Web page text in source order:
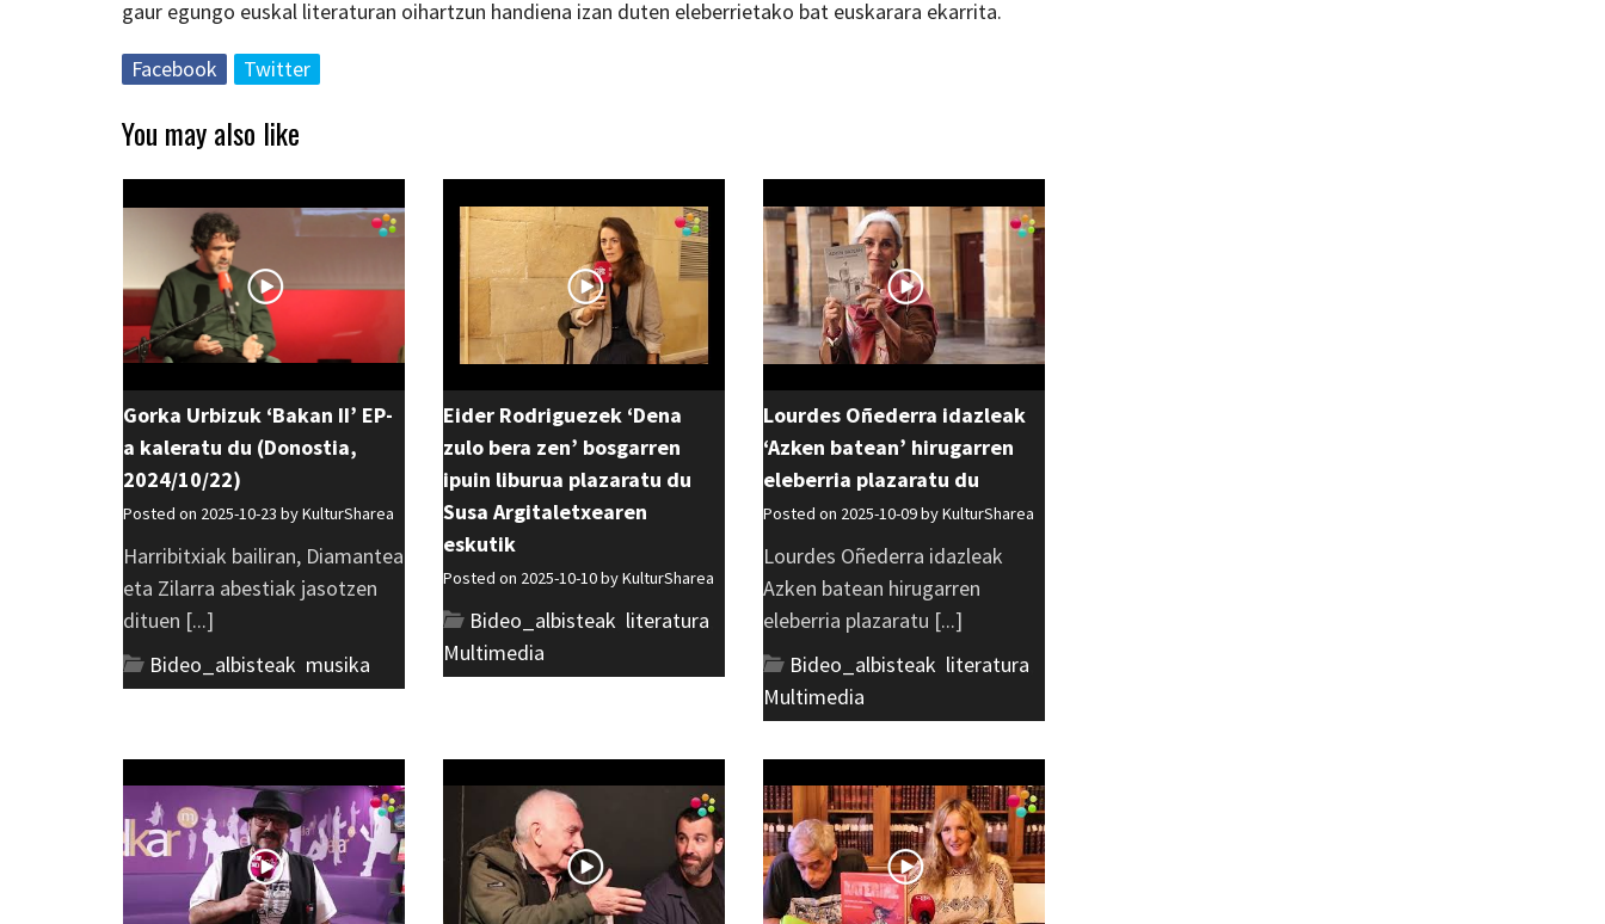
gaur egungo euskal literaturan oihartzun handiena izan duten eleberrietako bat euskarara ekarrita.
Facebook Twitter
You may also like
Gorka Urbizuk ‘Bakan II’ EP-
a kaleratu du (Donostia,
2024/10/22)
Posted on 2025-10-23 byKulturSharea
Harribitxiak bailiran, Diamantea
eta Zilarra abestiak jasotzen
dituen [...]
Bideo_albisteak musika
Eider Rodriguezek ‘Dena
zulo bera zen’ bosgarren
ipuin liburua plazaratu du
Susa Argitaletxearen
eskutik
Posted on 2025-10-10 byKulturSharea
Bideo_albisteak literatura
Multimedia
Lourdes Oñederra idazleak
‘Azken batean’ hirugarren
eleberria plazaratu du
Posted on 2025-10-09 byKulturSharea
Lourdes Oñederra idazleak
Azken batean hirugarren
eleberria plazaratu [...]
Bideo_albisteak literatura
Multimedia